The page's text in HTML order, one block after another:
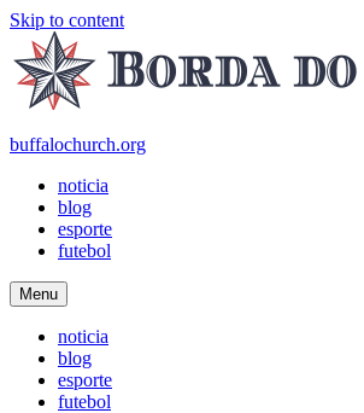
Skip to content
buffalochurch.org
noticia
blog
esporte
futebol
Menu
noticia
blog
esporte
futebol